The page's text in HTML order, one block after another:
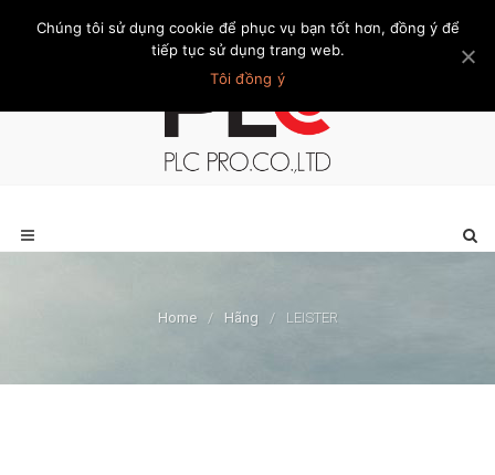
Trang chủ Giới thiệu Khách hàng Liên hệ Thành viên
Home / Hãng / LEISTER
Chúng tôi sử dụng cookie để phục vụ bạn tốt hơn, đồng ý để
tiếp tục sử dụng trang web.
Tôi đồng ý